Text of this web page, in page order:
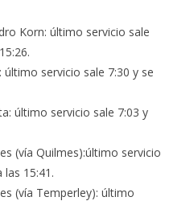
Korn: último servicio sale
último servicio sale 7:30 y se
último servicio sale 7:03 y
(vía Quilmes):último servicio
las 15:41.
(vía Temperley): último